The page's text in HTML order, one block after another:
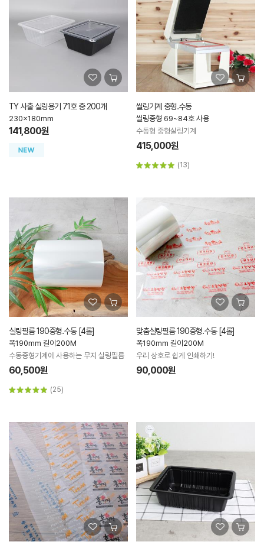
TY 사출 실링용기 71호 중 200개
230x180mm
141,800원
씰링기계 중형.수동
씰링중형 69~84호 사용
수동형 중형실링기계
415,000원
(13)
실링필름 190중형.수동 [4롤]
폭190mm 길이200M
수동중형기계에 사용하는 무지 실링필름
60,500원
(25)
맞춤실링필름 190중형.수동 [4롤]
폭190mm 길이200M
우리 상호로 쉽게 인쇄하기!
90,000원